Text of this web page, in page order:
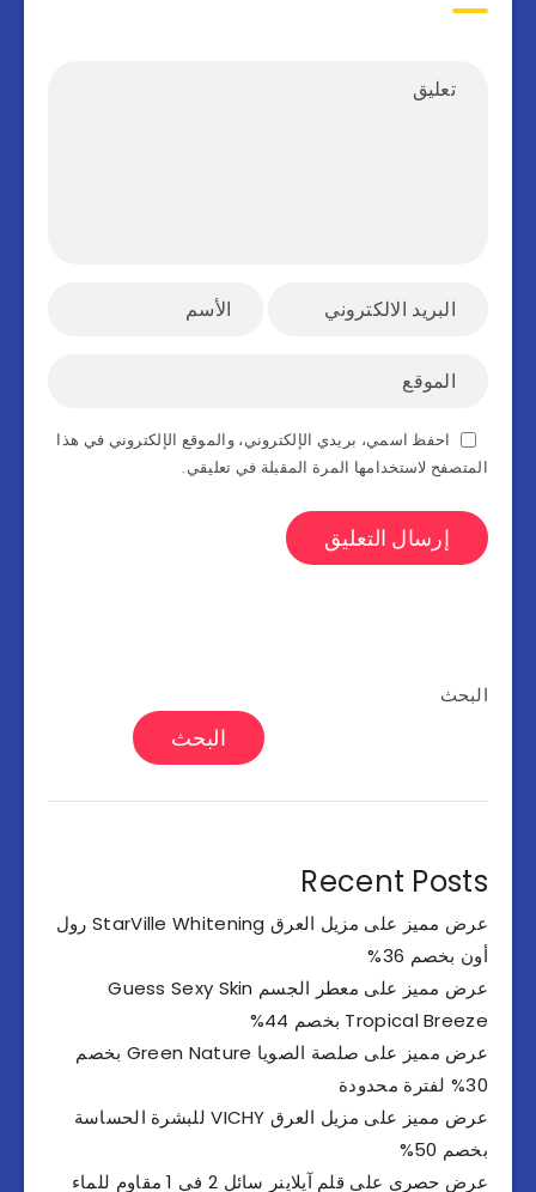
احفظ اسمي، بريدي الإلكتروني، والموقع الإلكتروني في هذا
المتصفح لاستخدامها المرة المقبلة في تعليقي.
البحث
البحث
Recent Posts
عرض مميز على مزيل العرق StarVille Whitening رول
أون بخصم 36%
عرض مميز على معطر الجسم Guess Sexy Skin
Tropical Breeze بخصم 44%
عرض مميز على صلصة الصويا Green Nature بخصم
30% لفترة محدودة
عرض مميز على مزيل العرق VICHY للبشرة الحساسة
بخصم 50%
عرض حصري على قلم آيلاينر سائل 2 في 1 مقاوم للماء